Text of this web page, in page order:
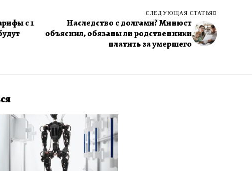
с 1
СЛЕДУЮЩАЯ СТАТЬЯ
Наследство с долгами? Минюст
объяснил, обязаны ли родственники
платить за умершего